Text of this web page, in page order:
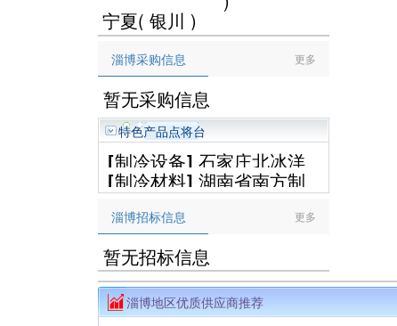
宁夏( 银川 )
更多
淄博采购信息
暂无采购信息
特色产品点将台
[制冷设备] 石家庄北冰洋
制冷设备工程有限公司
[制冷材料] 湖南省南方制
冷设备有限公司
更多
淄博招标信息
暂无招标信息
淄博地区优质供应商推荐